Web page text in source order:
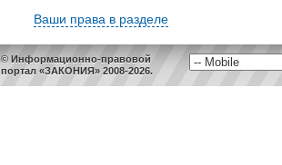
Ваши права в разделе
© Информационно-правовой
портал «ЗАКОНИЯ» 2008-2026.